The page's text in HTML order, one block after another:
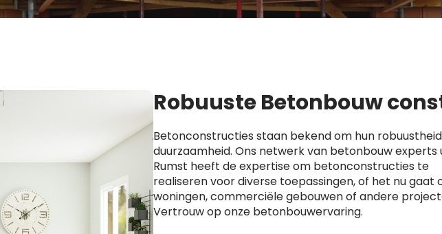
Robuuste Betonbouw
Betonconstructies staan bekend om hun
duurzaamheid. Ons netwerk van betonbouw experts
Rumst heeft de expertise om betonconstructies te
realiseren voor diverse toepassingen, of het nu gaat
woningen, commerciële gebouwen of andere
Vertrouw op onze betonbouwervaring.